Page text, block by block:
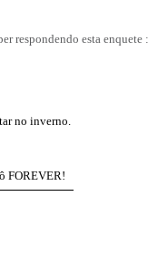
respondendo esta enquete
no inverno.
FOREVER!